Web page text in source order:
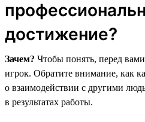
достижение?
Зачем? Чтобы понять, перед
игрок. Обратите внимание, как
о взаимодействии с другими
в результатах работы.